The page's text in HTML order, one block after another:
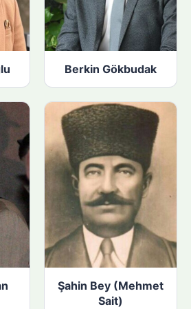
Berkin Gökbudak
Şahin Bey (Mehmet
Sait)